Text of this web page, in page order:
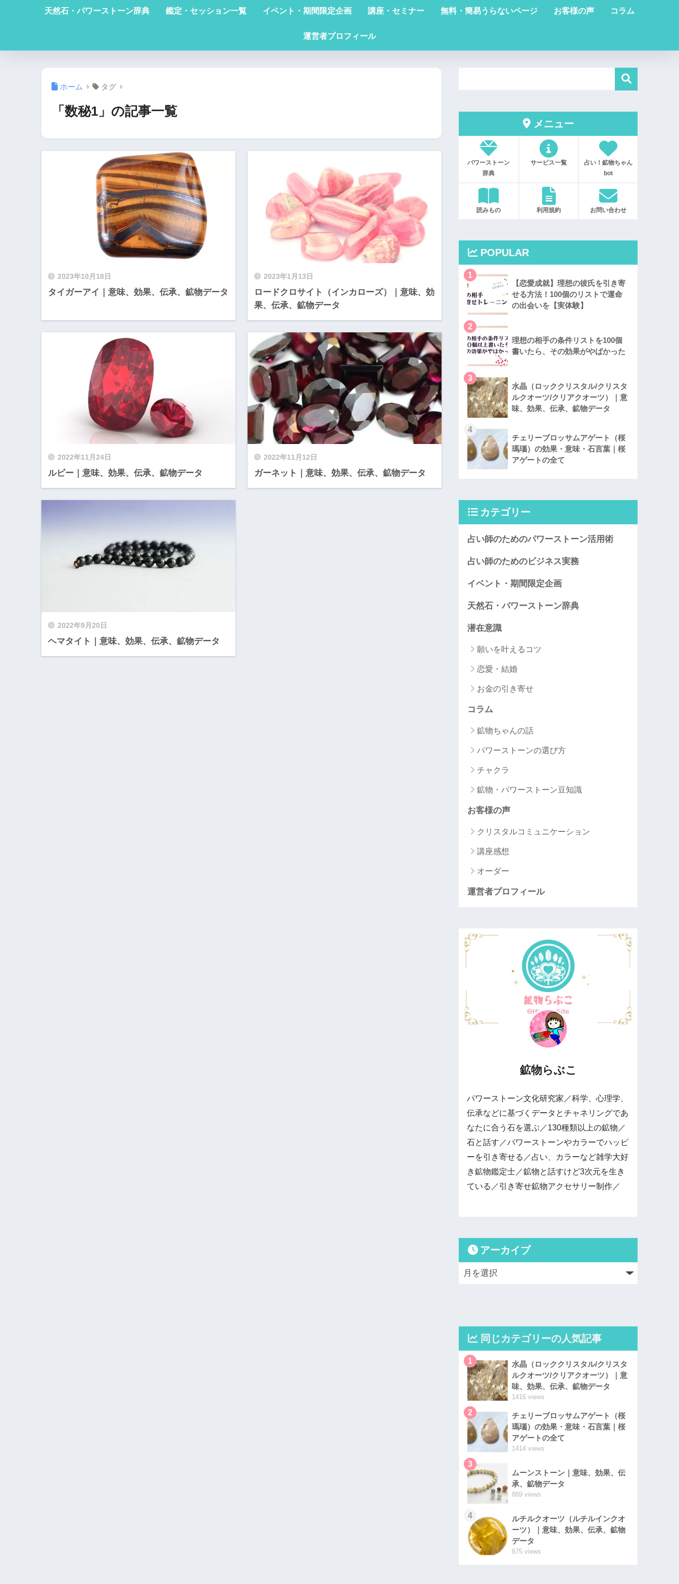
天然石・パワーストーン辞典 鑑定・セッション一覧 イベント・期間限定企画 講座・セミナー 無料・簡易うらないページ お客様の声 コラム
運営者プロフィール
ホーム タグ
「数秘1」の記事一覧
2023年10月18日
タイガーアイ｜意味、効果、伝承、鉱物データ
2023年1月13日
ロードクロサイト（インカローズ）｜意味、効
果、伝承、鉱物データ
2022年11月24日
ルビー｜意味、効果、伝承、鉱物データ
2022年11月12日
ガーネット｜意味、効果、伝承、鉱物データ
2022年9月20日
ヘマタイト｜意味、効果、伝承、鉱物データ
メニュー
パワーストーン
辞典
サービス一覧
占い！鉱物ちゃん
bot
読みもの 利用規約 お問い合わせ
POPULAR
1
【恋愛成就】理想の彼氏を引き寄
せる方法！100個のリストで運命
の出会いを【実体験】
2
理想の相手の条件リストを100個
書いたら、その効果がやばかった
3
水晶（ロッククリスタル/クリスタ
ルクオーツ/クリアクオーツ）｜意
味、効果、伝承、鉱物データ
4
チェリーブロッサムアゲート（桜
瑪瑙）の効果・意味・石言葉｜桜
アゲートの全て
カテゴリー
占い師のためのパワーストーン活用術
占い師のためのビジネス実務
イベント・期間限定企画
天然石・パワーストーン辞典
潜在意識
願いを叶えるコツ
恋愛・結婚
お金の引き寄せ
コラム
鉱物ちゃんの話
パワーストーンの選び方
チャクラ
鉱物・パワーストーン豆知識
お客様の声
クリスタルコミュニケーション
講座感想
オーダー
運営者プロフィール
鉱物らぶこ
パワーストーン文化研究家／科学、心理学、
伝承などに基づくデータとチャネリングであ
なたに合う石を選ぶ／130種類以上の鉱物／
石と話す／パワーストーンやカラーでハッピ
ーを引き寄せる／占い、カラーなど雑学大好
き鉱物鑑定士／鉱物と話すけど3次元を生き
ている／引き寄せ鉱物アクセサリー制作／
アーカイブ
同じカテゴリーの人気記事
1
水晶（ロッククリスタル/クリスタ
ルクオーツ/クリアクオーツ）｜意
味、効果、伝承、鉱物データ
1416 views
2
チェリーブロッサムアゲート（桜
瑪瑙）の効果・意味・石言葉｜桜
アゲートの全て
1414 views
3
ムーンストーン｜意味、効果、伝
承、鉱物データ
889 views
4
ルチルクオーツ（ルチルインクオ
ーツ）｜意味、効果、伝承、鉱物
データ
875 views